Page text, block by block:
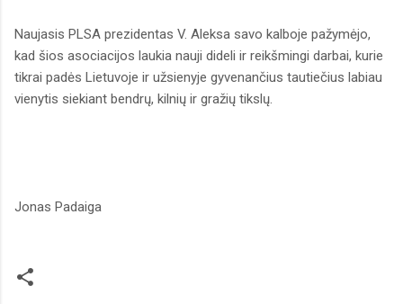
Naujasis PLSA prezidentas V. Aleksa savo kalboje pažymėjo,
kad šios asociacijos laukia nauji dideli ir reikšmingi darbai, kurie
tikrai padės Lietuvoje ir užsienyje gyvenančius tautiečius labiau
vienytis siekiant bendrų, kilnių ir gražių tikslų.
Jonas Padaiga